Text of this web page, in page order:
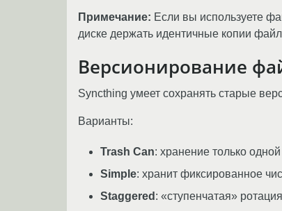
Примечание: Если вы используете
диске держать идентичные копии
Версионирование
Syncthing умеет сохранять старые
Варианты:
Trash Can: хранение только
Simple: хранит фиксированное
Staggered : «ступенчатая»